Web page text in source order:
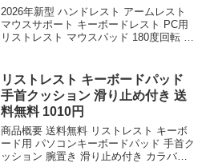
スパッ
2026年新型 ハンドレスト アームレスト
マウスサポート キーボードレスト PC用
リストレスト マウスパッド 180度回転 快
負担は決して小さくない。キーボード...
リストレスト キーボードパッド
手首クッション 滑り止め付き 送
料無料 1010円
商品概要 送料無料 リストレスト キーボ
ード用 パソコンキーボードパッド 手首ク
ッション 腕置き 滑り止め付き カラバリ